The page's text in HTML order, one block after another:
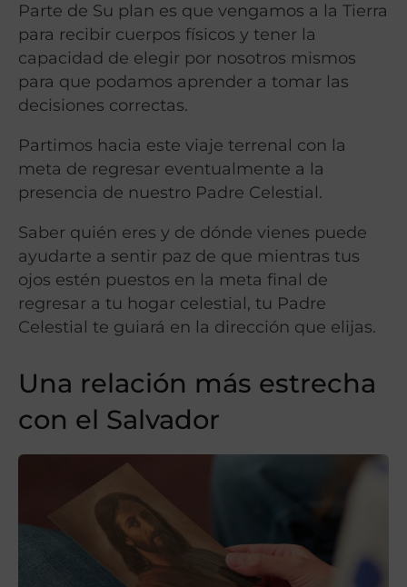
Parte de Su plan es que vengamos a la Tierra
para recibir cuerpos físicos y tener la
capacidad de elegir por nosotros mismos
para que podamos aprender a tomar las
decisiones correctas.
Partimos hacia este viaje terrenal con la
meta de regresar eventualmente a la
presencia de nuestro Padre Celestial.
Saber quién eres y de dónde vienes puede
ayudarte a sentir paz de que mientras tus
ojos estén puestos en la meta final de
regresar a tu hogar celestial, tu Padre
Celestial te guiará en la dirección que elijas.
Una relación más estrecha
con el Salvador